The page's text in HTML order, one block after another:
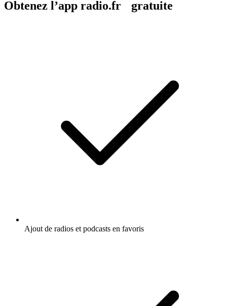
Obtenez l’app radio.fr gratuite
Ajout de radios et podcasts en favoris